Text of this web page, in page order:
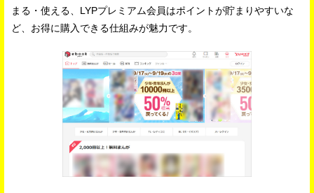
まる・使える、LYPプレミアム会員はポイントが貯まりやすいな
ど、お得に購入できる仕組みが魅力です。